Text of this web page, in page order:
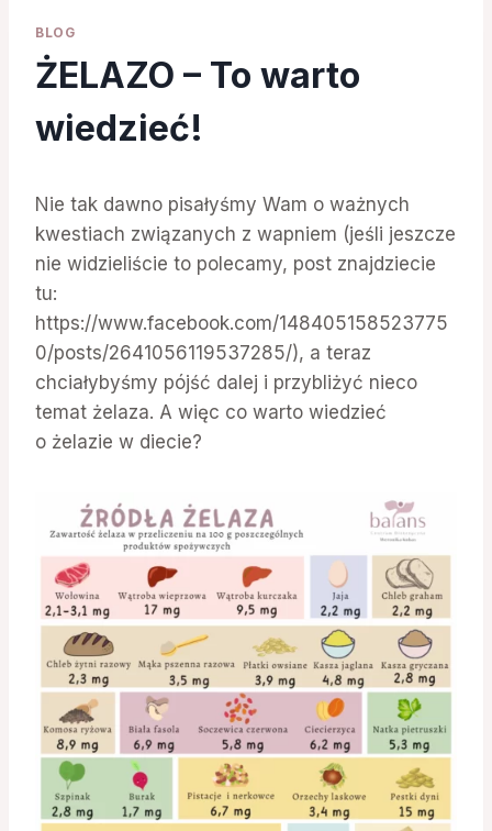
BLOG
ŻELAZO – To warto
wiedzieć!
Nie tak dawno pisałyśmy Wam o ważnych
kwestiach związanych z wapniem (jeśli jeszcze
nie widzieliście to polecamy, post znajdziecie
tu:
https://www.facebook.com/148405158523775
0/posts/2641056119537285/), a teraz
chciałybyśmy pójść dalej i przybliżyć nieco
temat żelaza. A więc co warto wiedzieć
o żelazie w diecie?